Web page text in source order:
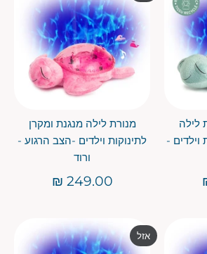
לילה
וילדים -
מנורת לילה מנגנת ומקרן
לתינוקות וילדים -הצב הרגוע -
ורוד
249.00 ₪
אזל